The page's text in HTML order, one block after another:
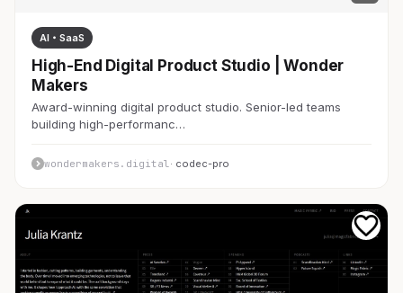
AI・SaaS
High-End Digital Product Studio | Wonder
Makers
Award-winning digital product studio. Senior-led teams
building high-performanc…
wondermakers.digital · codec-pro